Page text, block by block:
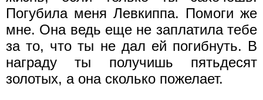
Погубила меня Левкиппа. Помоги же
мне. Она ведь еще не заплатила тебе
за то, что ты не дал ей погибнуть. В
награду ты получишь пятьдесят
золотых, а она сколько пожелает.